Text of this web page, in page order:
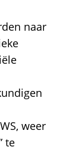
naar
weer
te